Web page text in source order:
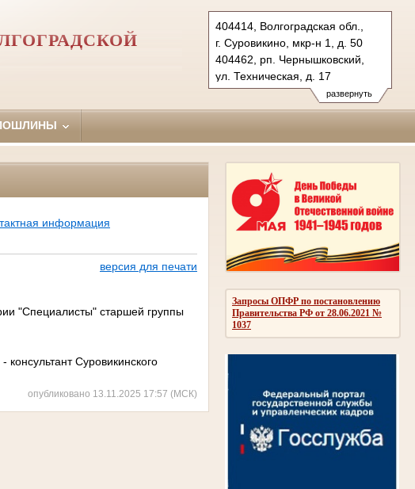
развернуть
404414, Волгоградская обл.,
г. Суровикино, мкр-н 1, д. 50
404462, рп. Чернышковский,
ул. Техническая, д. 17
Тел.: (84473) 2-51-10
surov.vol@sudrf.ru
Запросы ОПФР по постановлению
Правительства РФ от 28.06.2021 №
1037
информация
версия для печати
"Специалисты" старшей группы
Суровикинского
опубликовано 13.11.2025 17:57 (МСК)